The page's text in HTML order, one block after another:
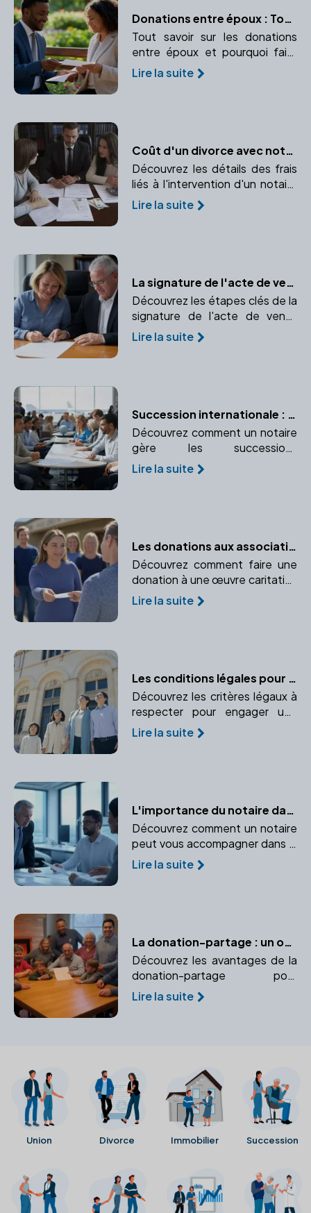
Donations entre époux : Tout ce qu’il faut savoir
Tout savoir sur les donations
entre époux et pourquoi faire
appel à un notaire est essentiel.
Lire la suite
Coût d'un divorce avec notaire : Décryptage
Découvrez les détails des frais
liés à l'intervention d'un notaire
en cas de divorce. Comprendre
les honoraires, frais
Lire la suite
La signature de l'acte de vente définitif : Transfert de propriété en toute sécurité
Découvrez les étapes clés de la
signature de l'acte de vente
définitif et l'importance d'un
notaire dans ce processus.
Lire la suite
Succession internationale : les spécificités à connaître
Découvrez comment un notaire
gère les successions
internationales et pourquoi son
expertise est essentielle.
Lire la suite
Les donations aux associations ou fondations : bénéficier d'avantages fiscaux
Découvrez comment faire une
donation à une œuvre caritative
tout en bénéficiant
d'avantages fiscaux. Apprenez
Lire la suite
Les conditions légales pour adopter en France
Découvrez les critères légaux à
respecter pour engager une
procédure d'adoption en
France. Informez-vous sur l'âge,
Lire la suite
L'importance du notaire dans la création d'entreprise
Découvrez comment un notaire
peut vous accompagner dans la
création de votre entreprise, du
choix du statut juridique à la
Lire la suite
La donation-partage : un outil efficace pour prévenir les conflits successoraux
Découvrez les avantages de la
donation-partage pour
organiser une répartition
équitable des biens et éviter les
Lire la suite
Union Divorce Immobilier Succession